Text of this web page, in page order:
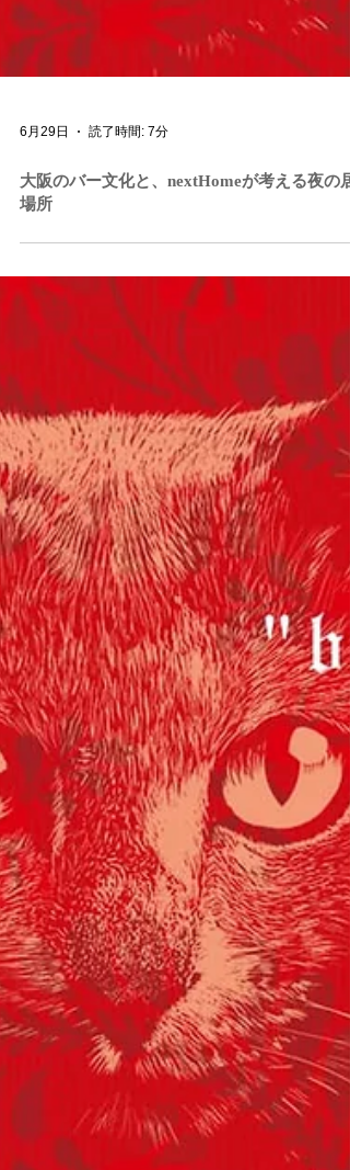
大阪のバー文化と、nextHomeが考える夜の居